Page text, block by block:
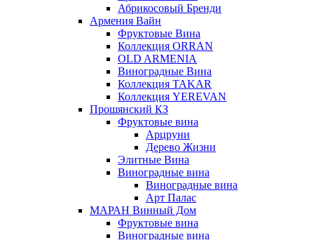
Абрикосовый Бренди
Армения Вайн
Фруктовые Вина
Коллекция ORRAN
OLD ARMENIA
Виноградные Вина
Коллекция TAKAR
Коллекция YEREVAN
Прошянский КЗ
Фруктовые вина
Арцруни
Дерево Жизни
Элитные Вина
Виноградные вина
Виноградные вина
Арт Палас
МАРАН Винный Дом
Фруктовые вина
Виноградные вина